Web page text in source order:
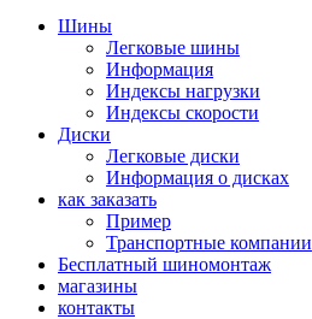
Шины
Легковые шины
Информация
Индексы нагрузки
Индексы скорости
Диски
Легковые диски
Информация о дисках
как заказать
Пример
Транспортные компании
Бесплатный шиномонтаж
магазины
контакты